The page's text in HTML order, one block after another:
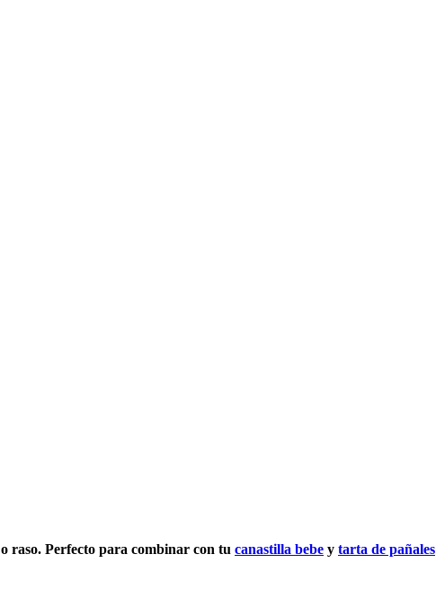
raso. Perfecto para combinar con tu canastilla bebe y tarta de pañales